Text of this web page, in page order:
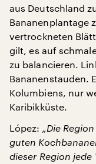
aus Deutschland
Bananenplantage
vertrockneten
gilt, es auf
zu balancieren.
Bananenstauden.
Kolumbiens, nur
Karibikküste.
López: „Die
guten
dieser Region